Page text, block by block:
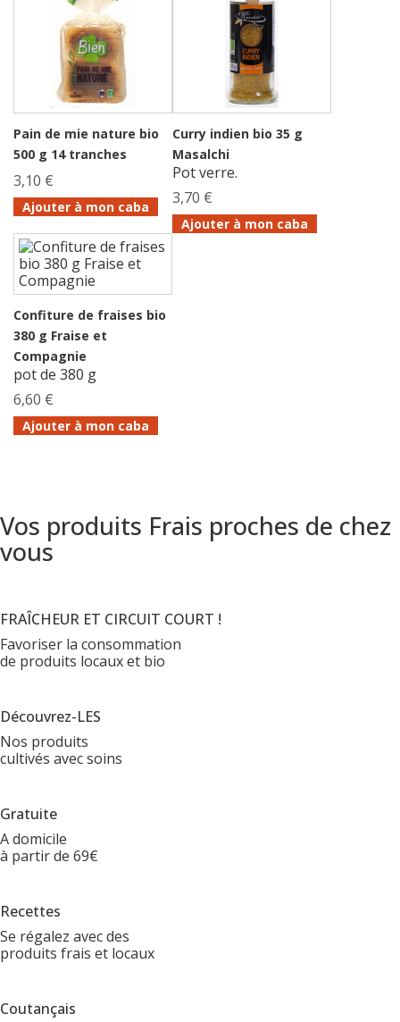
Pain de mie nature bio
500 g 14 tranches
3,10 €
Ajouter à mon caba
Curry indien bio 35 g
Masalchi
Pot verre.
3,70 €
Ajouter à mon caba
Confiture de fraises bio
380 g Fraise et
Compagnie
pot de 380 g
6,60 €
Ajouter à mon caba
Vos produits Frais proches de chez
vous
FRAÎCHEUR ET CIRCUIT COURT !
Favoriser la consommation
de produits locaux et bio
Découvrez-LES
Nos produits
cultivés avec soins
Gratuite
A domicile
à partir de 69€
Recettes
Se régalez avec des
produits frais et locaux
Coutançais